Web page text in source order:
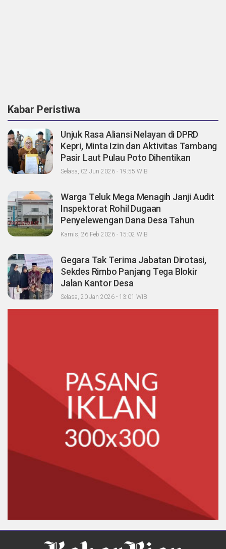
Kabar Peristiwa
Unjuk Rasa Aliansi Nelayan di DPRD
Kepri, Minta Izin dan Aktivitas Tambang
Pasir Laut Pulau Poto Dihentikan
Selasa, 02 Jun 2026 - 19:55 WIB
Warga Teluk Mega Menagih Janji Audit
Inspektorat Rohil Dugaan
Penyelewengan Dana Desa Tahun
2023-2024
Kamis, 26 Feb 2026 - 15:02 WIB
Gegara Tak Terima Jabatan Dirotasi,
Sekdes Rimbo Panjang Tega Blokir
Jalan Kantor Desa
Selasa, 20 Jan 2026 - 13:01 WIB